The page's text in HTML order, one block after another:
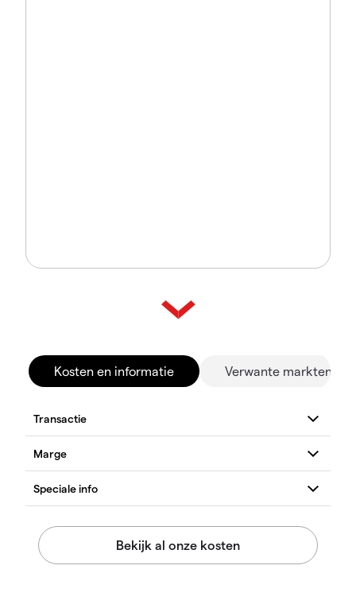
Kosten en informatie Verwante markten